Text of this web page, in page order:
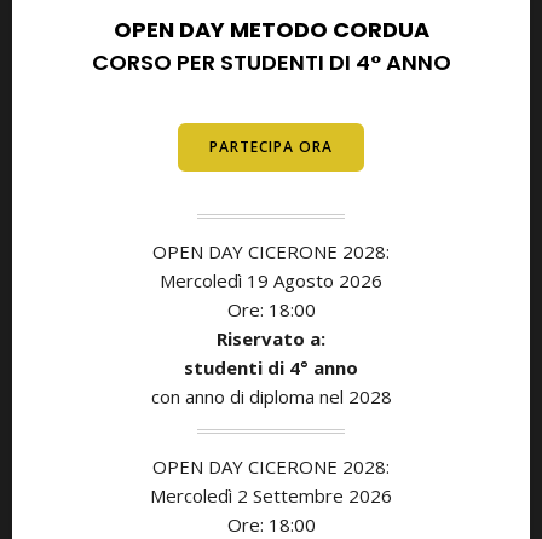
OPEN DAY METODO CORDUA
CORSO PER STUDENTI DI 4° ANNO
PARTECIPA ORA
OPEN DAY CICERONE 2028:
Mercoledì 19 Agosto 2026
Ore: 18:00
Riservato a:
studenti di 4° anno
con anno di diploma nel 2028
OPEN DAY CICERONE 2028:
Mercoledì 2 Settembre 2026
Ore: 18:00